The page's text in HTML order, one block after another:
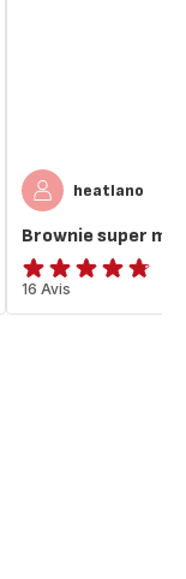
heatlano
Brownie super
ratings.4.7
16 Avis